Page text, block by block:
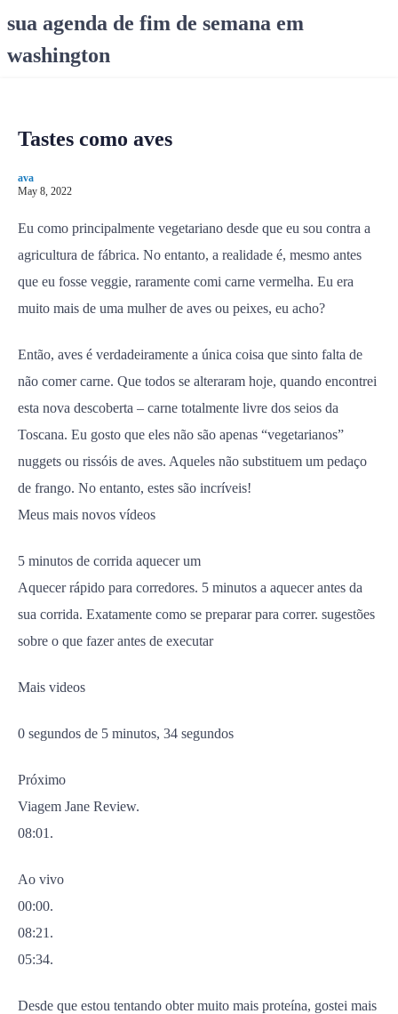
sua agenda de fim de semana em
washington
Tastes como aves
ava
May 8, 2022
Eu como principalmente vegetariano desde que eu sou contra a
agricultura de fábrica. No entanto, a realidade é, mesmo antes
que eu fosse veggie, raramente comi carne vermelha. Eu era
muito mais de uma mulher de aves ou peixes, eu acho?
Então, aves é verdadeiramente a única coisa que sinto falta de
não comer carne. Que todos se alteraram hoje, quando encontrei
esta nova descoberta – carne totalmente livre dos seios da
Toscana. Eu gosto que eles não são apenas “vegetarianos”
nuggets ou rissóis de aves. Aqueles não substituem um pedaço
de frango. No entanto, estes são incríveis!
Meus mais novos vídeos
5 minutos de corrida aquecer um
Aquecer rápido para corredores. 5 minutos a aquecer antes da
sua corrida. Exatamente como se preparar para correr. sugestões
sobre o que fazer antes de executar
Mais videos
0 segundos de 5 minutos, 34 segundos
Próximo
Viagem Jane Review.
08:01.
Ao vivo
00:00.
08:21.
05:34.
Desde que estou tentando obter muito mais proteína, gostei mais